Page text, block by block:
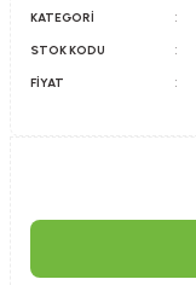
KATEGORI
STOK KODU
FIYAT